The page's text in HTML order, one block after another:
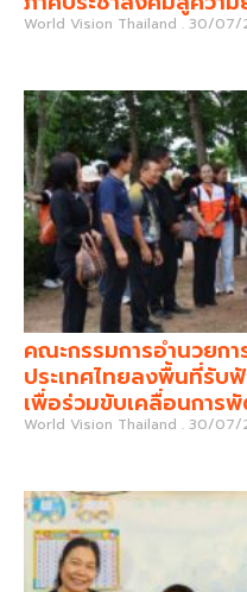
World Vision Thailand 30/07/
คณะกรรมการอำนวยก
ประเทศไทยลงพื้นที่รับ
เพื่อร่วมขับเคลื่อนการ
World Vision Thailand 30/07/